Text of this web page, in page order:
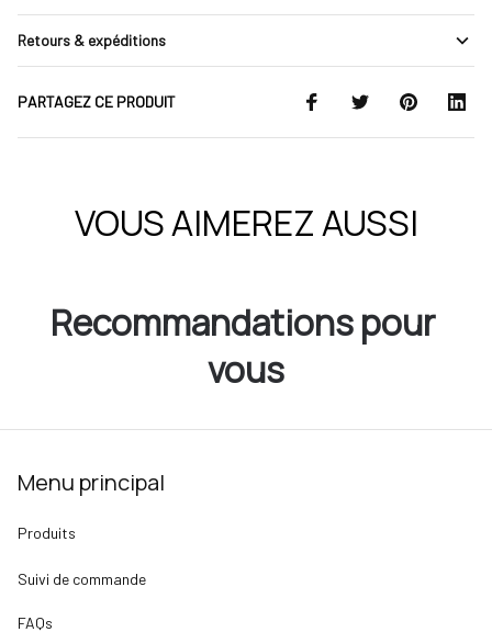
Retours & expéditions
PARTAGEZ CE PRODUIT
VOUS AIMEREZ AUSSI
Recommandations pour
vous
Menu principal
Produits
Suivi de commande
FAQs